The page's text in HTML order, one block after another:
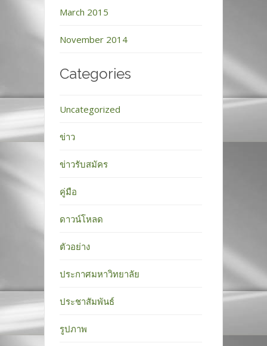
March 2015
November 2014
Categories
Uncategorized
ข่าว
ข่าวรับสมัคร
คู่มือ
ดาวน์โหลด
ตัวอย่าง
ประกาศมหาวิทยาลัย
ประชาสัมพันธ์
รูปภาพ